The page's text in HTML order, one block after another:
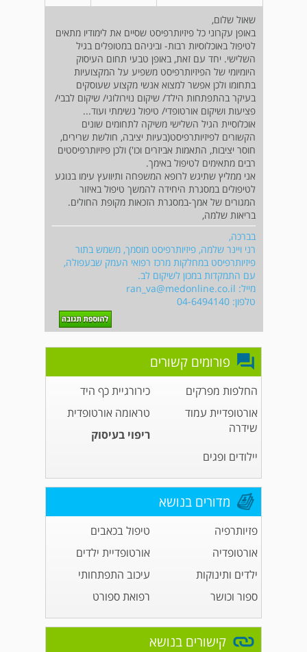
שאול שלום,
באופן עקרוני כל פיזיותרפיסט שסיים את לימודיו מתאים
לטיפול באוכלוסיות רבות- וביניהם במטופלים בגיל
השלישי. יחד עם זאת, באופן טבעי תחום העיסוק
היומיומי של הפיזיותרפיסט משפיע על המקצועיות
בתחומו ולכן אפשר למצוא אנשי מקצוע שעוסקים
בעיקר בהתפתחות הילד/ שיקום נוירולוגי/ שיקום לבבי/
פציעות ושיקום אורטופדי/ טיפול נשימתי ועוד...
אוכלוסיית הגיל השלישי משיקה לתחומים שונים
הקשורים לפיזיותרפיסט(בעיות יציבה, חולשת שרירים,
חוסר יציבות, התאמות אביזרים וכו') ולכן פיזיותרפיסטים
רבים מתאימים לטיפול באימך.
אני ממליץ שתיגש לרופא המשפחה ותיוועץ עימו בנוגע
לטיפולים במסגרת היחידה להמשך טיפול באיזור
המגורים של אמך-במסגרת הזכאות מקופת החולים.
בריאות שלמה,
בברכה,
רני ויינר שלמה, פיזיותרפיסט מוסמך, משמש בתור
פיזיותרפיסט במחלקות מרכז רפואי העמק שבעפולה,
עם התמקדות במכון לשיקום לב.
מייל: ran_va@medonline.co.il
טלפון: 04-6494140
פורומים קשורים
החלפות מפרקים
כירורגיית כף היד
אורטופדיית עמוד
שידרה
טראומה אורטופדית
ריפוי בעיסוק
יילודים ופגים
מדורים בנושא
פזיותרפיה
טיפול בכאבים
אורטופדיה
אורטופדיית ילדים
ילדים ותינוקות
עיכוב התפתחותי
ספור וכושר
רפואת ספורט
קישורים בנושא